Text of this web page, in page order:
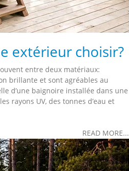
extérieur choisir?
entre deux matériaux:
brillante et sont agréables au
d’une baignoire installée dans une
rayons UV, des tonnes d’eau et
READ MORE...